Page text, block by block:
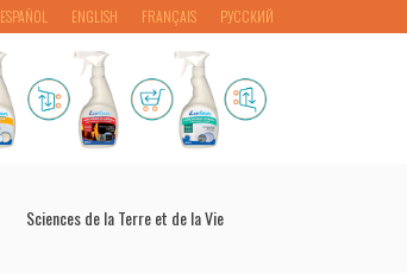
ESPAÑOL ENGLISH FRANÇAIS РУССКИЙ
Sciences de la Terre et de la Vie